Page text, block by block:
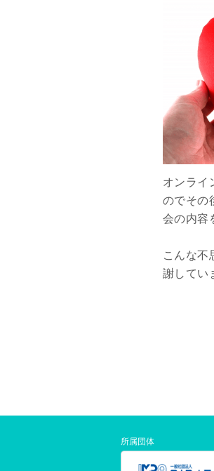
オンライ
のでその
会の内容
こんな不
謝してい
所属団体